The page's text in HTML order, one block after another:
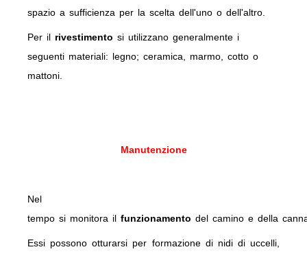
spazio a sufficienza per la scelta dell'uno o dell'altro.
Per il rivestimento si utilizzano generalmente i
seguenti materiali: legno; ceramica, marmo, cotto o
mattoni.
Manutenzione
Nel
tempo si monitora il funzionamento del camino e della
Essi possono otturarsi per formazione di nidi di uccelli,